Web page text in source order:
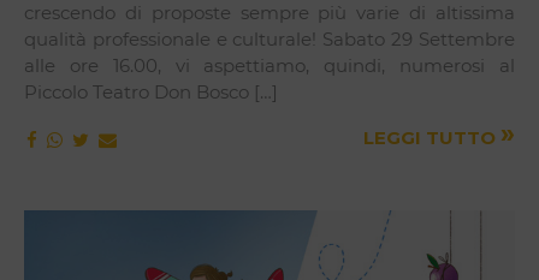
crescendo di proposte sempre più varie di altissima
qualità professionale e culturale! Sabato 29 Settembre
alle ore 16.00, vi aspettiamo, quindi, numerosi al
Piccolo Teatro Don Bosco […]
LEGGI TUTTO »